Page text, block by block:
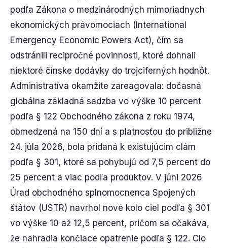
podľa Zákona o medzinárodných mimoriadnych
ekonomických právomociach (International
Emergency Economic Powers Act), čím sa
odstránili recipročné povinnosti, ktoré dohnali
niektoré čínske dodávky do trojciferných hodnôt.
Administratíva okamžite zareagovala: dočasná
globálna základná sadzba vo výške 10 percent
podľa § 122 Obchodného zákona z roku 1974,
obmedzená na 150 dní a s platnosťou do približne
24. júla 2026, bola pridaná k existujúcim clám
podľa § 301, ktoré sa pohybujú od 7,5 percent do
25 percent a viac podľa produktov. V júni 2026
Úrad obchodného splnomocnenca Spojených
štátov (USTR) navrhol nové kolo ciel podľa § 301
vo výške 10 až 12,5 percent, pričom sa očakáva,
že nahradia končiace opatrenie podľa § 122. Clo